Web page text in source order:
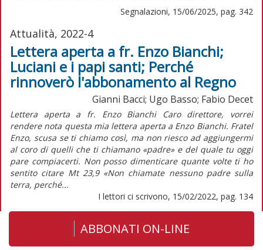
Segnalazioni, 15/06/2025, pag. 342
Attualità, 2022-4
Lettera aperta a fr. Enzo Bianchi;
Luciani e i papi santi; Perché
rinnoverò l'abbonamento al Regno
Gianni Bacci; Ugo Basso; Fabio Decet
Lettera aperta a fr. Enzo Bianchi Caro direttore, vorrei
rendere nota questa mia lettera aperta a Enzo Bianchi. Fratel
Enzo, scusa se ti chiamo così, ma non riesco ad aggiungermi
al coro di quelli che ti chiamano «padre» e del quale tu oggi
pare compiacerti. Non posso dimenticare quante volte ti ho
sentito citare Mt 23,9 «Non chiamate nessuno padre sulla
terra, perché...
I lettori ci scrivono, 15/02/2022, pag. 134
ABBONATI ON-LINE